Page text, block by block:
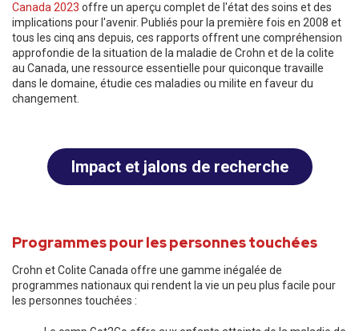
Canada 2023 offre un aperçu complet de l'état des soins et des
implications pour l'avenir. Publiés pour la première fois en 2008 et
tous les cinq ans depuis, ces rapports offrent une compréhension
approfondie de la situation de la maladie de Crohn et de la colite
au Canada, une ressource essentielle pour quiconque travaille
dans le domaine, étudie ces maladies ou milite en faveur du
changement.
Impact et jalons de recherche
Programmes pour les personnes touchées
Crohn et Colite Canada offre une gamme inégalée de
programmes nationaux qui rendent la vie un peu plus facile pour
les personnes touchées :